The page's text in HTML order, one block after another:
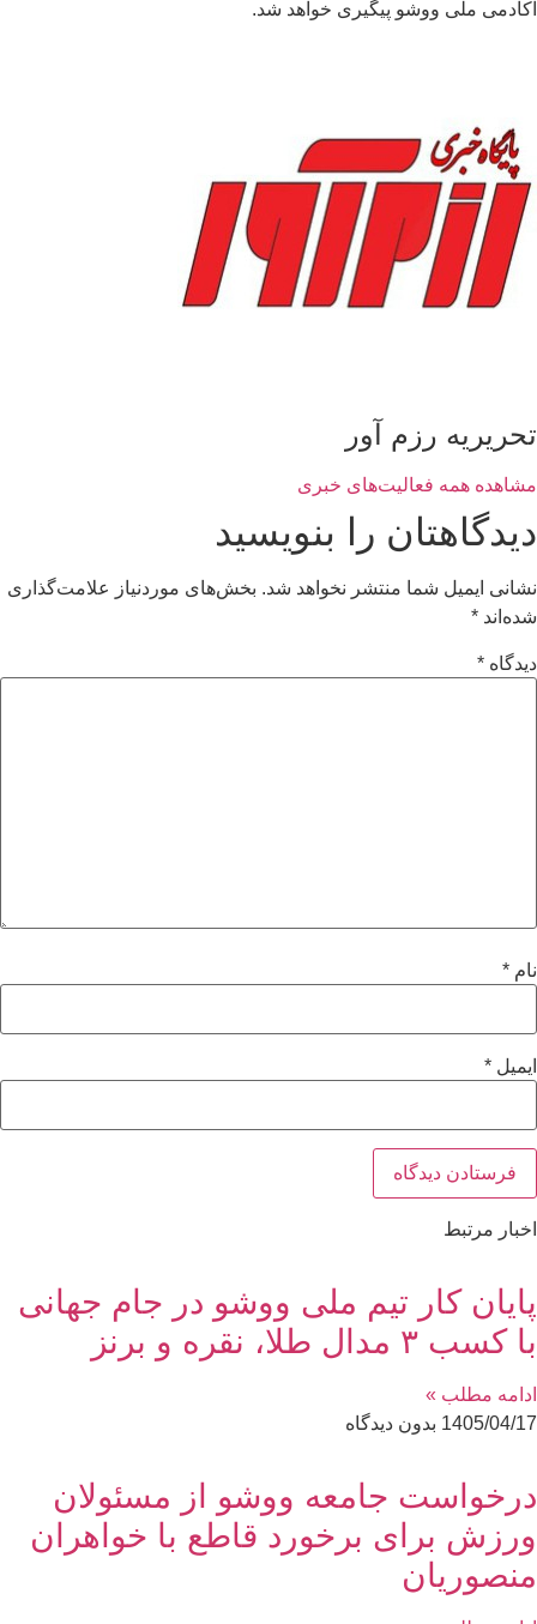
آکادمی ملی ووشو پیگیری خواهد شد.
تحریریه رزم آور
مشاهده همه فعالیت‌های خبری
دیدگاهتان را بنویسید
نشانی ایمیل شما منتشر نخواهد شد. بخش‌های موردنیاز علامت‌گذاری
شده‌اند *
دیدگاه *
نام *
ایمیل *
اخبار مرتبط
پایان کار تیم ملی ووشو در جام جهانی
با کسب ۳ مدال طلا، نقره و برنز
ادامه مطلب »
1405/04/17 بدون دیدگاه
درخواست جامعه ووشو از مسئولان
ورزش برای برخورد قاطع با خواهران
منصوریان